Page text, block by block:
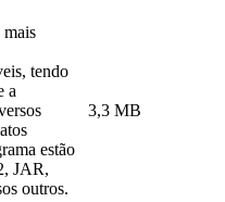
tendo
a
estão
JAR,
outros.
3,3 MB